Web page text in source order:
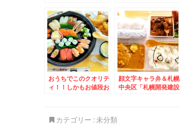
「イカメンチ」は日本
一(*´艸`*)
んのいちごは安くて激
ウマ♪(*´艸`*)
おうちでこのクオリテ
ィ！！しかもお値段お
半身揚げ」「北海道茶
顔文字キャラ弁＆札幌
中央区「札幌開発建設
カテゴリー :未分類